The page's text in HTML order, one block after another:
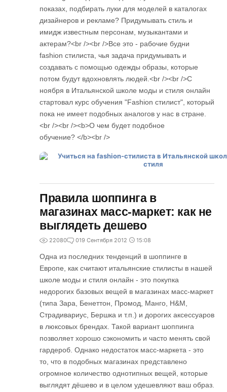
показах, подбирать луки для моделей в каталогах
дизайнеров и рекламе? Придумывать стиль и
имидж известным персонам, музыкантами и
актерам?<br /><br />Все это - рабочие будни
fashion стилиста, чья задача придумывать и
создавать с помощью одежды образы, которые
потом будут вдохновлять людей.<br /><br />С
ноября в Итальянской школе моды и стиля онлайн
стартовал курс обучения "Fashion стилист", который
пока не имеет подобных аналогов у нас в стране.
<br /><br /><b>О чем будет подобное
обучение? </b><br />
Правила шоппинга в
магазинах масс-маркет: как не
выглядеть дешево
22080 019 Сентября 2012 15:08
Одна из последних тенденций в шоппинге в
Европе, как считают итальянские стилисты в нашей
школе моды и стиля онлайн - это покупка
недорогих базовых вещей в магазинах масс-маркет
(типа Зара, Бенеттон, Промод, Манго, H&M,
Страдивариус, Бершка и т.п.) и дорогих аксессуаров
в люксовых брендах. Такой вариант шоппинга
позволяет хорошо сэкономить и часто менять свой
гардероб. Однако недостаток масс-маркета - это
то, что в подобных магазинах представлено
огромное количество однотипных вещей, которые
выглядят дёшево и в целом удешевляют ваш образ.